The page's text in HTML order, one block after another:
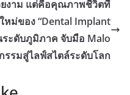
งาม แต่คือคุณภาพชีวิตที่
หม่ของ “Dental Implant
ระดับภูมิภาค จับมือ Malo
รมสู่ไลฟ์สไตล์ระดับโลก